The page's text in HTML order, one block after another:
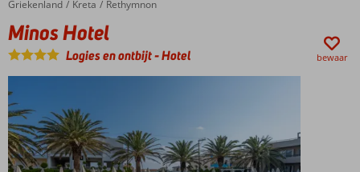
rooftop
pool
Accommodatie met een
GSTC erkend
duurzaamheidscertificaat
Home
Griekenland Kreta Rethymnon
Minos Hotel
Minos Hotel
Logies en ontbijt-Hotel bewaar